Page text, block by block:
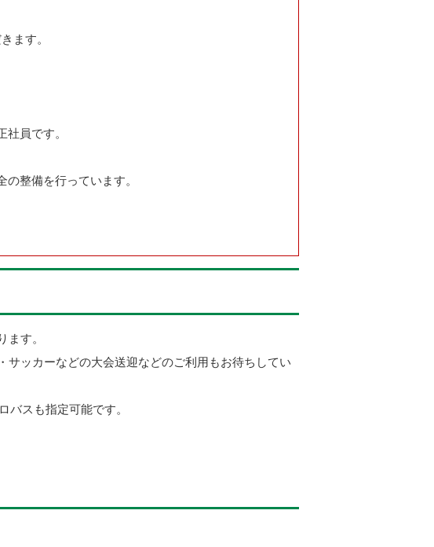
ます。
員です。
整備を行っています。
す。
ッカーなどの大会送迎などのご利用もお待ちしてい
バスも指定可能です。